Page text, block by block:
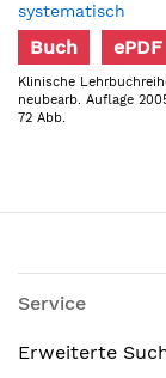
systematisch
Buch ePDF
Klinische
neubearb. Auflage
72 Abb.
Service
Erweiterte